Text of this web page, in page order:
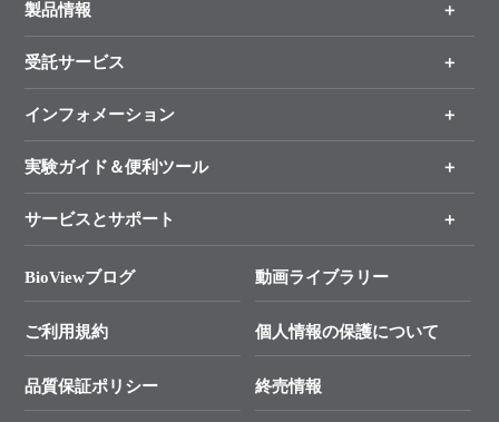
製品情報
製品一覧
手法から製品を探す
新製品情報
受託サービス
オンライン注文
インフォメーション
キャンペーン
タカラバイオ各種会員募集のお知らせ
終売製品のお知らせ
価格改定のご案内
技術セミナーのご案内
実験ガイド＆便利ツール
リアルタイムPCR実験のススメ
幹細胞・再生医療研究ガイド
クローニング実験ガイド
SMARTer NGSポータルサイト
サービスとサポート
総合お問い合わせ
├ 実験コンシェルジュ
BioViewブログ 動画ライブラリー
ご利用規約 個人情報の保護について
品質保証ポリシー 終売情報